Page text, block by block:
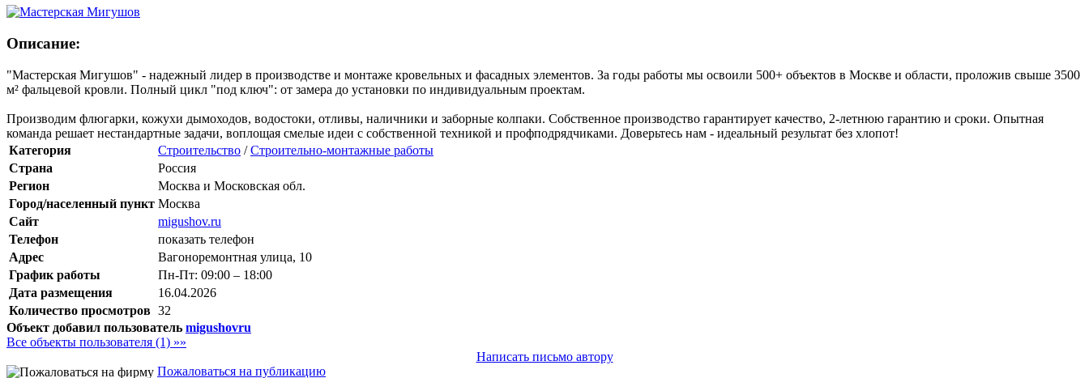
Описание:
"Мастерская Мигушов" - надежный лидер в производстве и монтаже кровельных и фасадных элементов. За годы работы мы освоили 500+ объектов в Москве и области, проложив свыше 3500
м² фальцевой кровли. Полный цикл "под ключ": от замера до установки по индивидуальным проектам.
Производим флюгарки, кожухи дымоходов, водостоки, отливы, наличники и заборные колпаки. Собственное производство гарантирует качество, 2-летнюю гарантию и сроки. Опытная
команда решает нестандартные задачи, воплощая смелые идеи с собственной техникой и профподрядчиками. Доверьтесь нам - идеальный результат без хлопот!
Категория
Строительство /Строительно-монтажные работы
Страна
Россия
Регион
Москва и Московская обл.
Город/населенный пункт Москва
Сайт
migushov.ru
Телефон
показать телефон
Адрес
Вагоноремонтная улица, 10
График работы
Пн-Пт: 09:00 – 18:00
Дата размещения
16.04.2026
Количество просмотров 32
Объект добавил пользователь migushovru
Все объекты пользователя (1) »»
Написать письмо автору
Пожаловаться на публикацию